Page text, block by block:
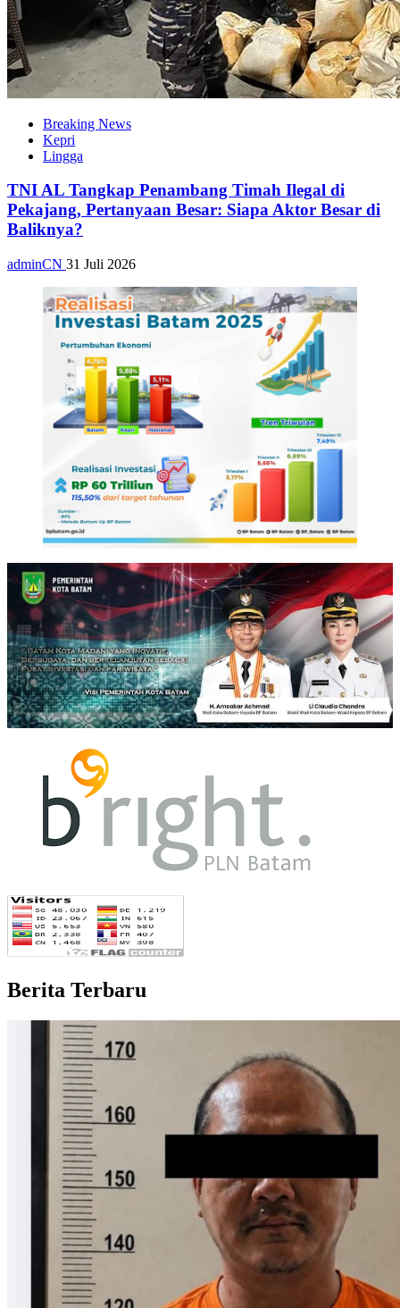
Breaking News
Kepri
Lingga
TNI AL Tangkap Penambang Timah Ilegal di
Pekajang, Pertanyaan Besar: Siapa Aktor Besar di
Baliknya?
adminCN 31 Juli 2026
Berita Terbaru